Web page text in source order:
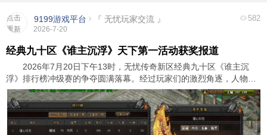
点击
重新
9199游戏平台 『 无忧玩家交流 』
2026-7-20
582
经典九十区《谁主沉浮》天下第一活动获奖报道
2026年7月20日下午13时，无忧传奇新区经典九十区《谁主沉
浮》排行榜冲级赛的争夺圆满落幕。经过玩家们的激烈角逐，人物玛
法群英榜前三名玩家脱颖而出，成功斩获了游戏内顶级装备奖励和广
大玩家的尊敬与认可。以下是详细的获奖信息： ...